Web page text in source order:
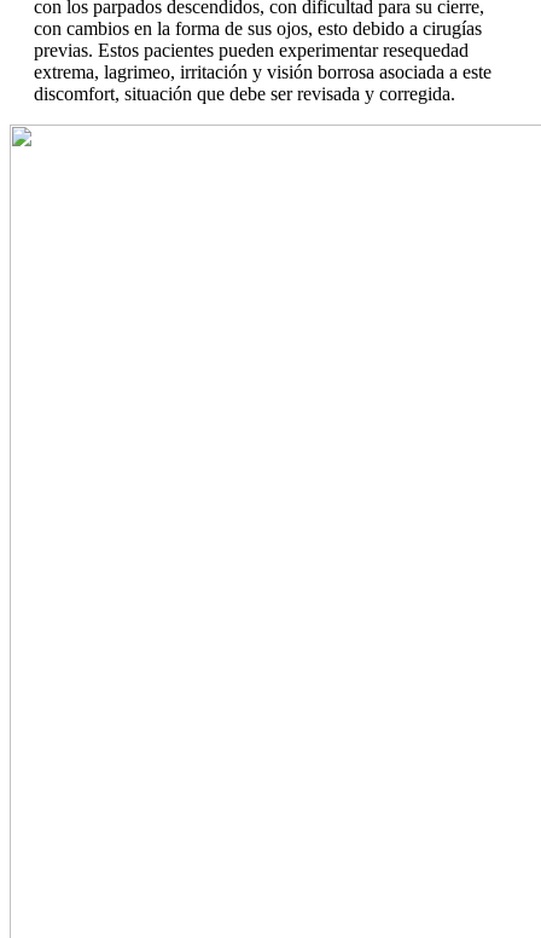
con los parpados descendidos, con dificultad para su cierre,
con cambios en la forma de sus ojos, esto debido a cirugías
previas. Estos pacientes pueden experimentar resequedad
extrema, lagrimeo, irritación y visión borrosa asociada a este
discomfort, situación que debe ser revisada y corregida.